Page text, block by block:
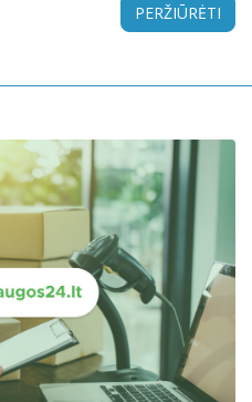
PERŽIŪRĖTI